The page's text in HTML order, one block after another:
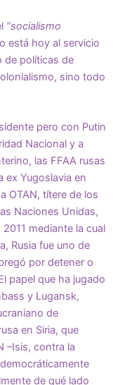
“socialismo
está hoy al servicio
de políticas de
sino todo
pero con Putin
Nacional y a
las FFAA rusas
ex Yugoslavia en
OTAN, títere de los
Naciones Unidas,
mediante la cual
Rusia fue uno de
por detener o
papel que ha jugado
y Lugansk,
de
en Siria, que
–Isis, contra la
de qué lado